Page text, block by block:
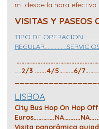
m desde la hora efectiva
VISITAS Y PASEOS
TIPO DE
…..2/3 …….4/5………6/
LISBOA
City Bus Hop On Hop
Visita panorâmica